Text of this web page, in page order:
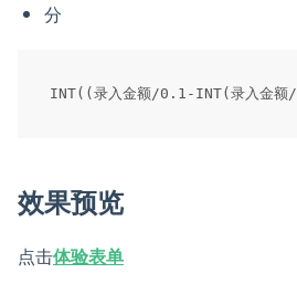
分
效果预览
点击体验表单